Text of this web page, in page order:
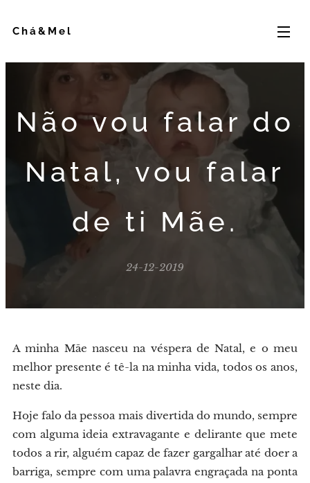
Chá&Mel
Não vou falar do
Natal, vou falar
de ti Mãe.
24-12-2019
A minha Mãe nasceu na véspera de Natal, e o meu
melhor presente é tê-la na minha vida, todos os anos,
neste dia.
Hoje falo da pessoa mais divertida do mundo, sempre
com alguma ideia extravagante e delirante que mete
todos a rir, alguém capaz de fazer gargalhar até doer a
barriga, sempre com uma palavra engraçada na ponta